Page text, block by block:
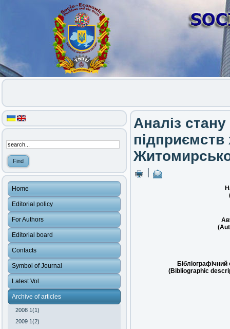
Home
Editorial policy
For Authors
Editorial board
Contacts
Symbol of Journal
Latest Vol.
Archive of articles
2008 1(1)
2009 1(2)
Аналіз
підприємств
Бібліографічний
(Bibliographic